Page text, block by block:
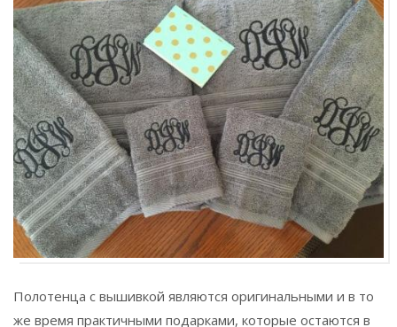
Полотенца с вышивкой являются оригинальными и в то
же время практичными подарками, которые остаются в